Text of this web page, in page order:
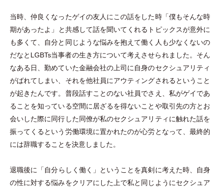
当時、仲良くなったゲイの友人にこの話をした時「僕もそんな時
期があったよ 」
と共感して話を聞いてくれるトピックスが意外に
も多くて、自分と同じような悩みを抱えて働く人も少なくないの
だなとLGBTs当事者の生き方について考えさせられました。そん
なある日、勤めていた金融会社の上司に自身のセクシュアリティ
がばれてしまい、それを他社員にアウティングされるということ
が起きたんです。普段話すことのない社員でさえ、私がゲイであ
ることを知っている空間に居ざるを得ないことや取引先の方とお
会いした際に同行した同僚が私のセクシュアリティに触れた話を
振ってくるという労働環境に置かれたのが心労となって、最終的
には辞職することを決意しました。
退職後に 「自分らしく働く 」
ということを真剣に考えた時、自身
の性に対する悩みをクリアにした上で私と同じようにセクシュア